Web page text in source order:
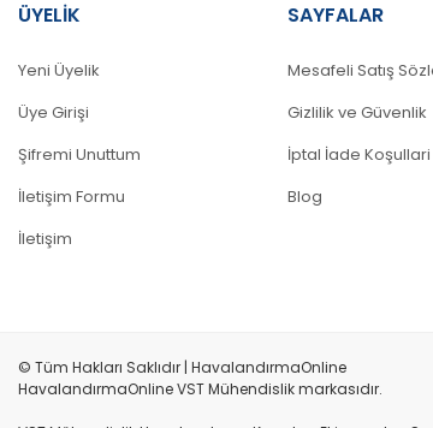
ÜYELİK
Yeni Üyelik
Üye Girişi
Şifremi Unuttum
İletişim Formu
İletişim
SAYFALAR
Mesafeli Satış
Gizlilik ve Güvenlik
İptal İade Koşullari
Blog
© Tüm Hakları Saklıdır | HavalandırmaOnline
HavalandırmaOnline VST Mühendislik markasıdır.